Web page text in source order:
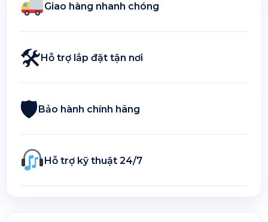
Giao hàng nhanh chóng
🛠Hỗ trợ lắp đặt tận nơi
🛡Bảo hành chính hãng
Hỗ trợ kỹ thuật 24/7